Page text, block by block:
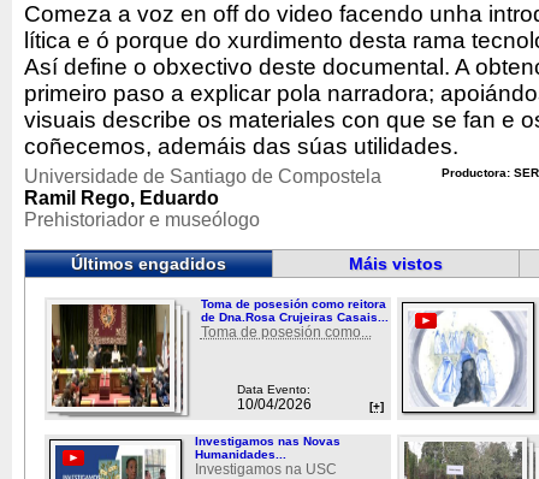
Comeza a voz en off do video facendo unha
lítica e ó porque do xurdimento desta rama
Así define o obxectivo deste documental. A
primeiro paso a explicar pola narradora;
visuais describe os materiales con que se fan e
coñecemos, ademáis das súas utilidades.
Productora:
Universidade de Santiago de Compostela
Ramil Rego, Eduardo
Prehistoriador e museólogo
Últimos engadidos Máis vistos
Toma de posesión como reitora
de Dna.Rosa Crujeiras Casais...
Toma de posesión como...
Data Evento:
10/04/2026 [+]
Investigamos nas Novas
Humanidades...
Investigamos na USC